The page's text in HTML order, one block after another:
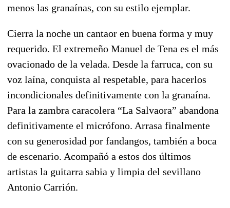
menos las granaínas, con su estilo ejemplar.
Cierra la noche un cantaor en buena forma y muy
requerido. El extremeño Manuel de Tena es el más
ovacionado de la velada. Desde la farruca, con su
voz laína, conquista al respetable, para hacerlos
incondicionales definitivamente con la granaína.
Para la zambra caracolera “La Salvaora” abandona
definitivamente el micrófono. Arrasa finalmente
con su generosidad por fandangos, también a boca
de escenario. Acompañó a estos dos últimos
artistas la guitarra sabia y limpia del sevillano
Antonio Carrión.